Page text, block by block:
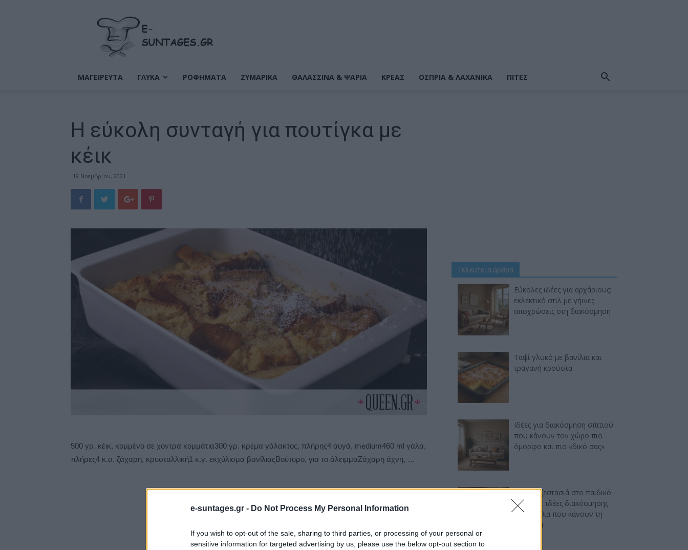
e-suntages.gr - Do Not Process My Personal Information
If you wish to opt-out of the sale, sharing to third parties, or processing of your personal or
sensitive information for targeted advertising by us, please use the below opt-out section to
Ε-
Συνταγές
ΜΑΓΕΙΡΕΥΤΑ ΓΛΥΚΑ ΡΟΦΗΜΑΤΑ ΖΥΜΑΡΙΚΆ ΘΑΛΑΣΣΙΝΆ & ΨΆΡΙΑ ΚΡΕΑΣ ΌΣΠΡΙΑ & ΛΑΧΑΝΙΚΆ ΠΙΤΕΣ
Η εύκολη συνταγή για πουτίγκα με
κέικ
19 Νοεμβρίου, 2021
500 γρ. κέικ, κομμένο σε χοντρά κομμάτια300 γρ. κρέμα γάλακτος, πλήρης4 αυγά, medium460 ml γάλα,
πλήρες4 κ.σ. ζάχαρη, κρυσταλλική1 κ.γ. εκχύλισμα βανίλιαςΒούτυρο, για το άλειμμαΖάχαρη άχνη, …
Τελευταία άρθρα
Εύκολες ιδέες για αρχάριους:
εκλεκτικό στιλ με γήινες
αποχρώσεις στη διακόσμηση
Ταψί γλυκό με βανίλια και
τραγανή κρούστα
Ιδέες για διακόσμηση σπιτιού
που κάνουν τον χώρο πιο
όμορφο και πιο «δικό σας»
Japandi ζεστασιά στο παιδικό
δωμάτιο: ιδέες διακόσμησης
με καλάθια που κάνουν τη
διαφορά